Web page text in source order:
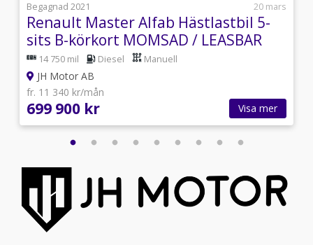
Begagnad 2021
20 mars
Renault Master Alfab Hästlastbil 5-
sits B-körkort MOMSAD / LEASBAR
14 750 mil Diesel Manuell
JH Motor AB
fr. 11 340 kr/mån
699 900 kr Visa mer